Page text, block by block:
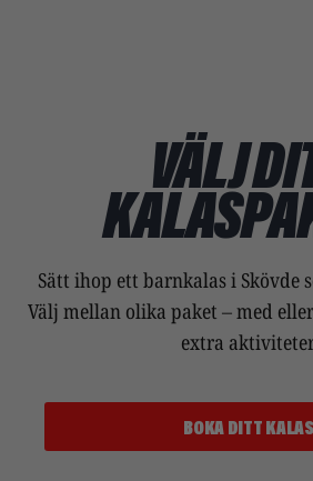
VÄLJ
Sätt ihop ett barnkalas i Skövde
Välj mellan olika paket – med
extra
BOKA DITT KALAS